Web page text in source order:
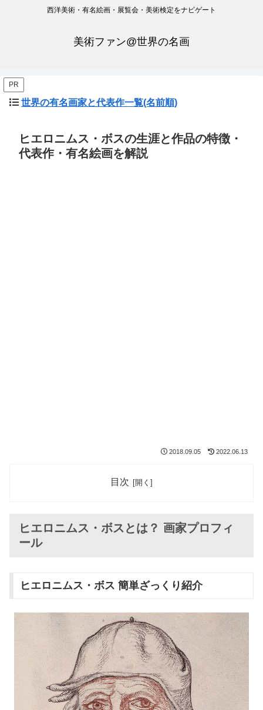
西洋美術・有名絵画・展覧会・美術検定をナビゲート
美術ファン@世界の名画
PR
世界の有名画家と代表作一覧(名前順)
ヒエロニムス・ボスの生涯と作品の特徴・
代表作・有名絵画を解説
2018.09.05 2022.06.13
目次
ヒエロニムス・ボスとは？ 画家プロフィ
ール
ヒエロニムス・ボス 簡単ざっくり紹介